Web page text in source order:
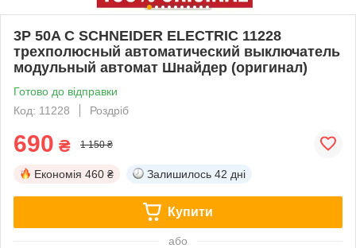
3P 50A C SCHNEIDER ELECTRIC 11228
трехполюсный автоматический выключатель
модульный автомат Шнайдер (оригинал)
Готово до відправки
Код: 11228
Роздріб
690 ₴ 1 150 ₴
Економія 460 ₴ Залишилось 42 дні
Купити
або